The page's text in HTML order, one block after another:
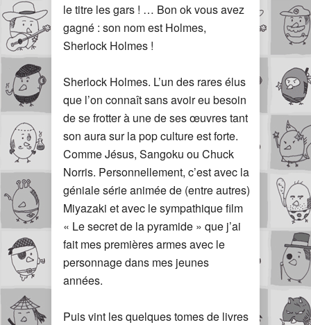
le titre les gars ! … Bon ok vous avez
gagné : son nom est Holmes,
Sherlock Holmes !
Sherlock Holmes. L’un des rares élus
que l’on connaît sans avoir eu besoin
de se frotter à une de ses œuvres tant
son aura sur la pop culture est forte.
Comme Jésus, Sangoku ou Chuck
Norris. Personnellement, c’est avec la
géniale série animée de (entre autres)
Miyazaki et avec le sympathique film
« Le secret de la pyramide » que j’ai
fait mes premières armes avec le
personnage dans mes jeunes
années.
Puis vint les quelques tomes de livres